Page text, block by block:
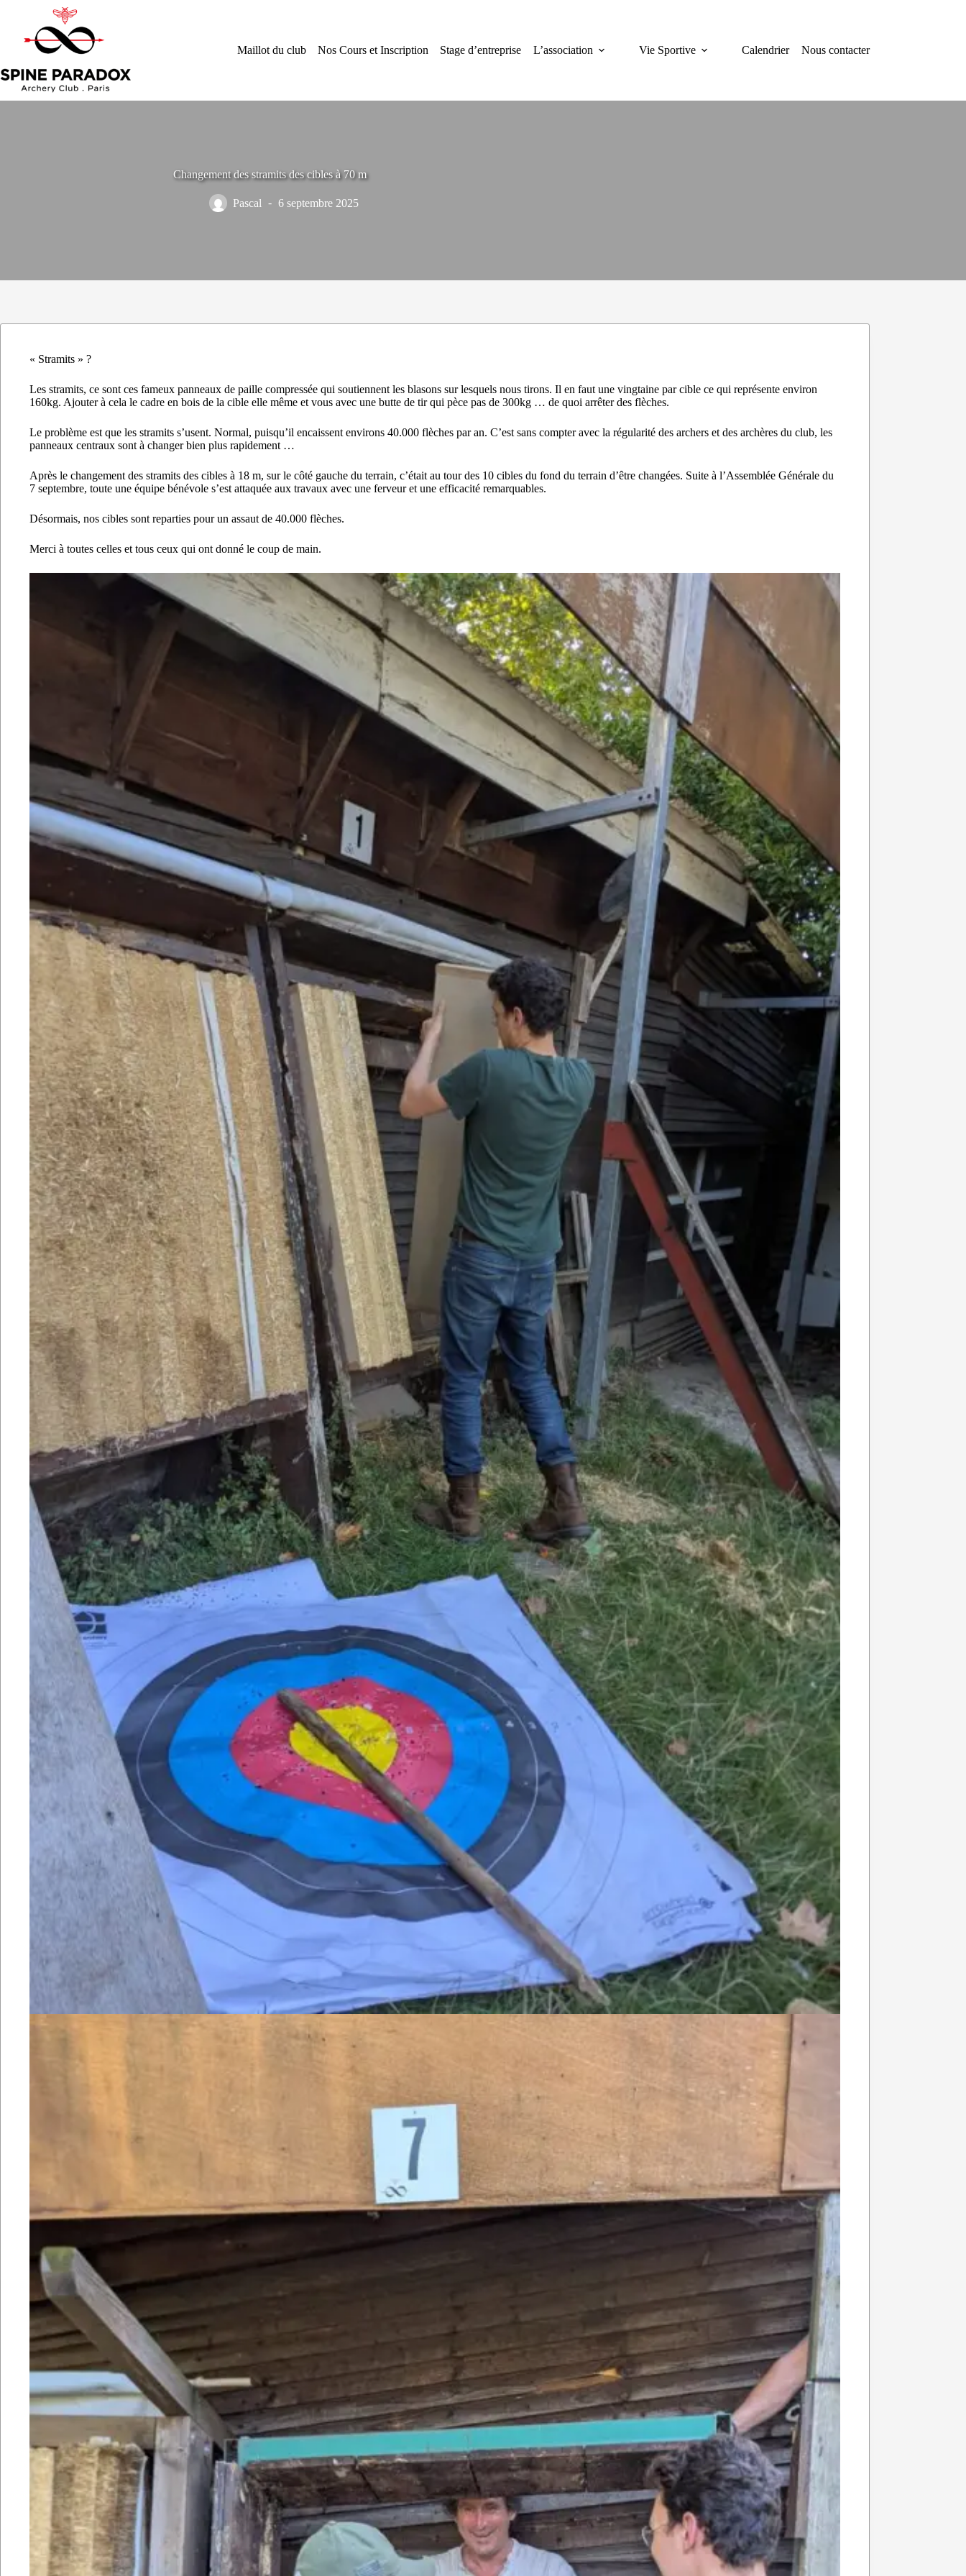
Maillot du club
Nos Cours et Inscription Stage d’entreprise L’association Vie Sportive Calendrier Nous contacter
Changement des stramits des cibles à 70 m
Pascal 6 septembre 2025
« Stramits » ?
Les stramits, ce sont ces fameux panneaux de paille compressée qui soutiennent les blasons sur lesquels nous tirons. Il en faut une vingtaine par cible ce qui représente environ
160kg. Ajouter à cela le cadre en bois de la cible elle même et vous avec une butte de tir qui pèce pas de 300kg … de quoi arrêter des flèches.
Le problème est que les stramits s’usent. Normal, puisqu’il encaissent environs 40.000 flèches par an. C’est sans compter avec la régularité des archers et des archères du club, les
panneaux centraux sont à changer bien plus rapidement …
Après le changement des stramits des cibles à 18 m, sur le côté gauche du terrain, c’était au tour des 10 cibles du fond du terrain d’être changées. Suite à l’Assemblée Générale du
7 septembre, toute une équipe bénévole s’est attaquée aux travaux avec une ferveur et une efficacité remarquables.
Désormais, nos cibles sont reparties pour un assaut de 40.000 flèches.
Merci à toutes celles et tous ceux qui ont donné le coup de main.